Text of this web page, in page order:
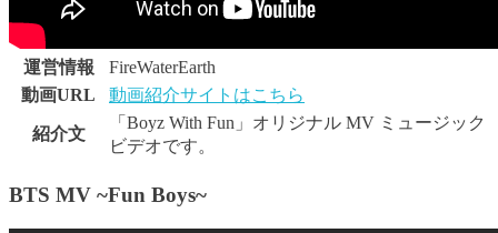
運営情報
FireWaterEarth
動画URL
動画紹介サイトはこちら
紹介文
「Boyz With Fun」オリジナル MV ミュージック
ビデオです。
BTS MV ~Fun Boys~